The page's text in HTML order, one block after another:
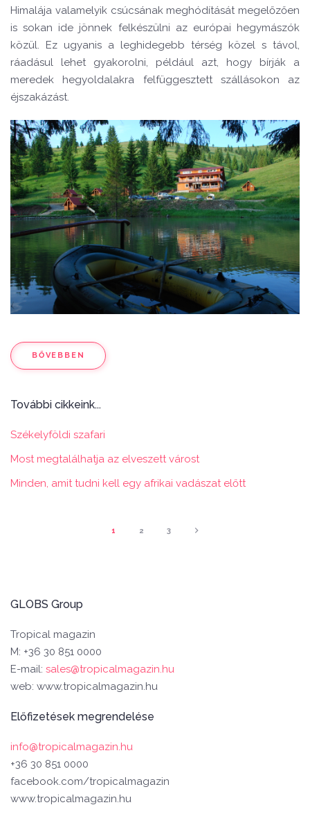
Himalája valamelyik csúcsának meghódítását megelőzően
is sokan ide jönnek felkészülni az európai hegymászók
közül. Ez ugyanis a leghidegebb térség közel s távol,
ráadásul lehet gyakorolni, például azt, hogy bírják a
meredek hegyoldalakra felfüggesztett szállásokon az
éjszakázást.
BŐVEBBEN
További cikkeink...
Székelyföldi szafari
Most megtalálhatja az elveszett várost
Minden, amit tudni kell egy afrikai vadászat előtt
1 2 3
GLOBS Group
Tropical magazin
M: +36 30 851 0000
E-mail: sales@tropicalmagazin.hu
web: www.tropicalmagazin.hu
Előfizetések megrendelése
info@tropicalmagazin.hu
+36 30 851 0000
facebook.com/tropicalmagazin
www.tropicalmagazin.hu